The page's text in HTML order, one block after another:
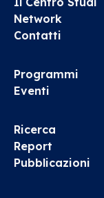
Network
Contatti
Programmi
Eventi
Ricerca
Report
Pubblicazioni